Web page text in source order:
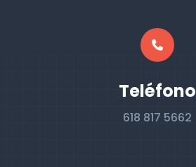
Teléfono
618 817 5662